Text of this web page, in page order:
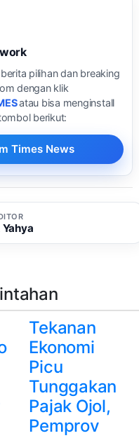
pilihan dan breaking
dengan klik
atau bisa menginstall
berikut:
Times News
Yahya
Tekanan
Ekonomi
Picu
Tunggakan
Pajak Ojol,
Pemprov